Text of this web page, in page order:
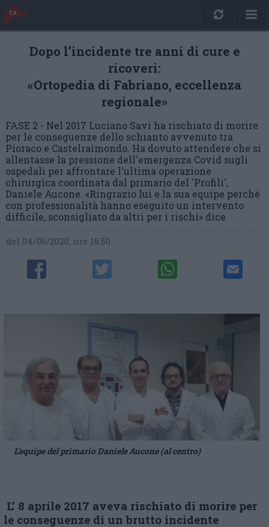
Dopo l’incidente tre anni di cure e
ricoveri:
«Ortopedia di Fabriano, eccellenza
regionale»
FASE 2 - Nel 2017 Luciano Savi ha rischiato di morire
per le conseguenze dello schianto avvenuto tra
Pioraco e Castelraimondo. Ha dovuto attendere che si
allentasse la pressione dell'emergenza Covid sugli
ospedali per affrontare l'ultima operazione
chirurgica coordinata dal primario del 'Profili',
Daniele Aucone. «Ringrazio lui e la sua equipe perché
con professionalità hanno eseguito un intervento
difficile, sconsigliato da altri per i rischi» dice
del 04/06/2020, ore 16:50
L’equipe del primario Daniele Aucone (al centro)
L’ 8 aprile 2017 aveva rischiato di morire per
le conseguenze di un brutto incidente